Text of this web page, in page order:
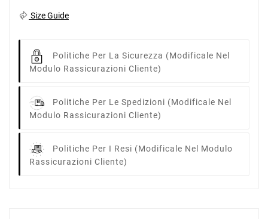
Size Guide
Politiche Per La Sicurezza (modificale Nel
Modulo Rassicurazioni Cliente)
Politiche Per Le Spedizioni (modificale Nel
Modulo Rassicurazioni Cliente)
Politiche Per I Resi (modificale Nel Modulo
Rassicurazioni Cliente)